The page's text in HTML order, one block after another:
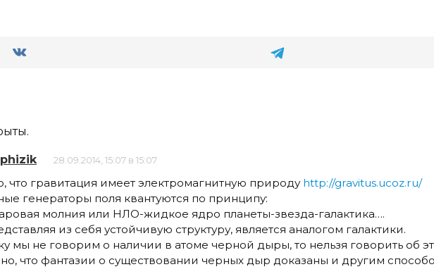
28.09.2014, 15:07 в 15:07
что гравитация имеет электромагнитную природу http://gravitus.ucoz.ru/
генераторы поля квантуются по принципу:
молния или НЛО-жидкое ядро планеты-звезда-галактика….
из себя устойчивую структуру, является аналогом галактики.
мы не говорим о наличии в атоме черной дыры, то нельзя говорить об
что фантазии о существовании черных дыр доказаны и другим